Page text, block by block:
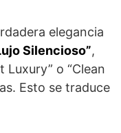
elegancia
Silencioso”,
o “Clean
Esto se traduce